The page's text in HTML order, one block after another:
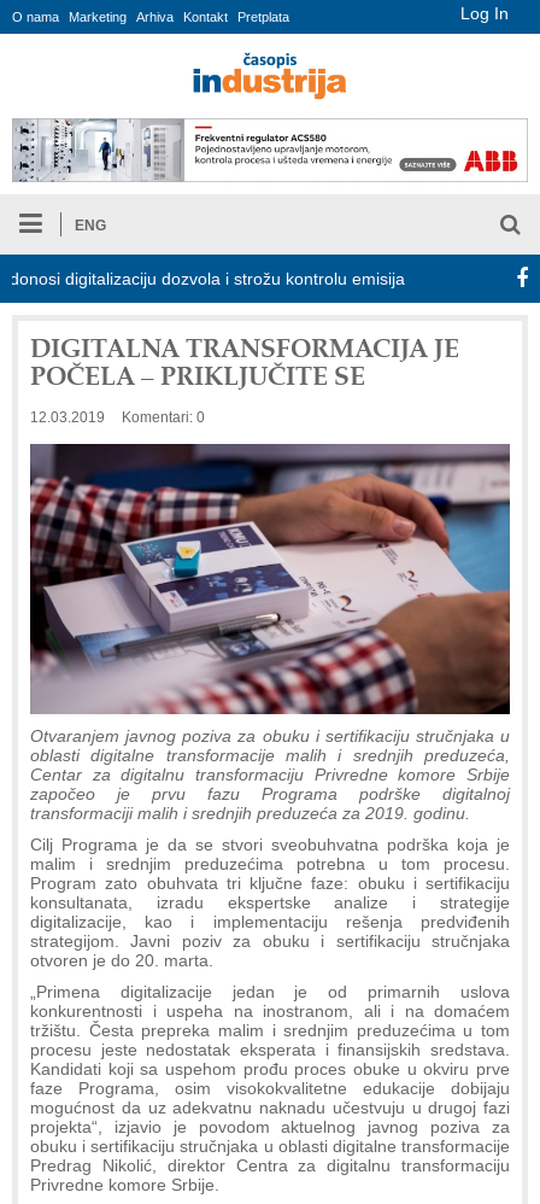
Log In
O nama Marketing Arhiva Kontakt Pretplata
ENG
digitalizaciju dozvola i strožu kontrolu emisija Proizvodnja
DIGITALNA TRANSFORMACIJA JE
POČELA – PRIKLJUČITE SE
12.03.2019 Komentari: 0
Otvaranjem javnog poziva za obuku i sertifikaciju stručnjaka u
oblasti digitalne transformacije malih i srednjih preduzeća,
Centar za digitalnu transformaciju Privredne komore Srbije
započeo je prvu fazu Programa podrške digitalnoj
transformaciji malih i srednjih preduzeća za 2019. godinu.
Cilj Programa je da se stvori sveobuhvatna podrška koja je
malim i srednjim preduzećima potrebna u tom procesu.
Program zato obuhvata tri ključne faze: obuku i sertifikaciju
konsultanata, izradu ekspertske analize i strategije
digitalizacije, kao i implementaciju rešenja predviđenih
strategijom. Javni poziv za obuku i sertifikaciju stručnjaka
otvoren je do 20. marta.
„Primena digitalizacije jedan je od primarnih uslova
konkurentnosti i uspeha na inostranom, ali i na domaćem
tržištu. Česta prepreka malim i srednjim preduzećima u tom
procesu jeste nedostatak eksperata i finansijskih sredstava.
Kandidati koji sa uspehom prođu proces obuke u okviru prve
faze Programa, osim visokokvalitetne edukacije dobijaju
mogućnost da uz adekvatnu naknadu učestvuju u drugoj fazi
projekta“, izjavio je povodom aktuelnog javnog poziva za
obuku i sertifikaciju stručnjaka u oblasti digitalne transformacije
Predrag Nikolić, direktor Centra za digitalnu transformaciju
Privredne komore Srbije.